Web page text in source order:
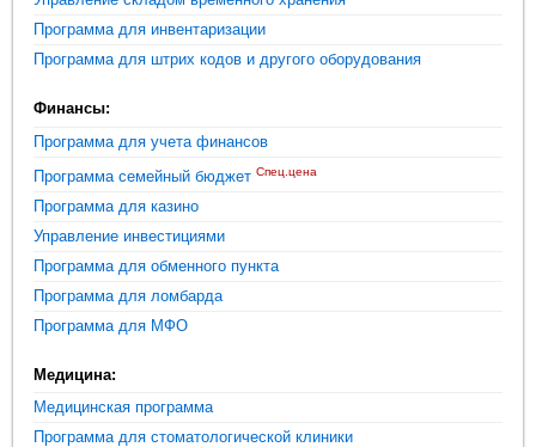
Программа для инвентаризации
Программа для штрих кодов и другого оборудования
Финансы:
Программа для учета финансов
Программа семейный бюджет Спец.цена
Программа для казино
Управление инвестициями
Программа для обменного пункта
Программа для ломбарда
Программа для МФО
Медицина:
Медицинская программа
Программа для стоматологической клиники